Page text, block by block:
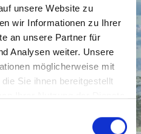
unsere Website zu
wir Informationen zu Ihrer
an unsere Partner für
Analysen weiter. Unsere
möglicherweise mit
Sie ihnen bereitgestellt